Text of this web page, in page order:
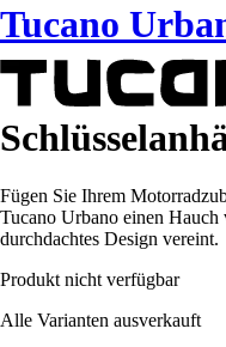
Tucano
Fügen Sie Ihrem
Tucano Urbano einen
durchdachtes Design vereint.
Produkt nicht verfügbar
Alle Varianten ausverkauft